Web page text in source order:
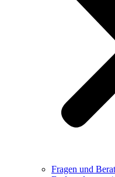
Fragen und